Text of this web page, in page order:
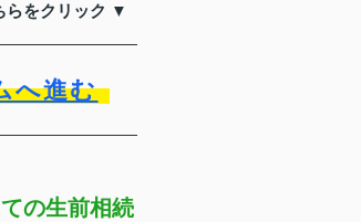
らをクリック ▼
へ進む
の生前相続